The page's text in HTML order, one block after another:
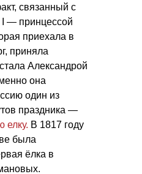
связанный с
— принцессой
приехала в
приняла
Александрой
она
один из
праздника —
елку. В 1817 году
была
ёлка в